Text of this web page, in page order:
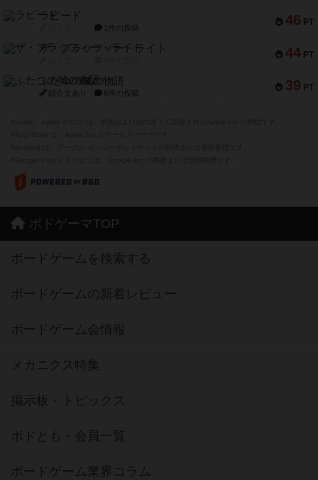
46 PT
ラピード
1件の投稿
44 PT
ザ・フラッフィー・ライト
39 PT
ふたつの城の物語
紹介文あり 6件の投稿
ボドゲーマTOP
ボードゲームを検索する
ボードゲームの新着レビュー
ボードゲーム会情報
メカニクス特集
掲示板・トピックス
ボドとも・会員一覧
ボードゲーム業界コラム